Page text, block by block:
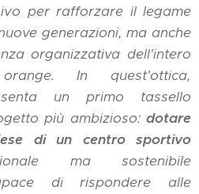
per rafforzare il legame
generazioni, ma anche
organizzativa dell'intero
In quest'ottica,
un primo tassello
più ambizioso: dotare
di un centro sportivo
ma sostenibile
di rispondere alle